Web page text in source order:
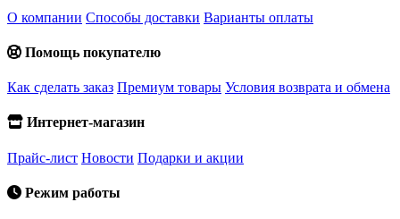
О компании Способы доставки Варианты оплаты
Помощь покупателю
Как сделать заказ Премиум товары Условия возврата и обмена
Интернет-магазин
Прайс-лист Новости Подарки и акции
Режим работы